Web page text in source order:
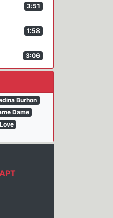
3:51
1:58
3:06
Burhon
Dame